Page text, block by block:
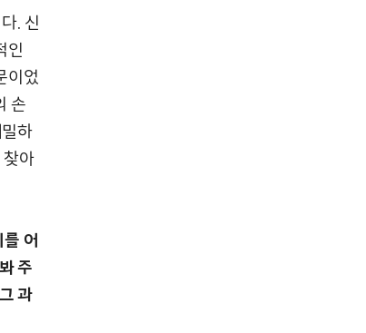
. 신
인
이었
손
하
찾아
어
주
과